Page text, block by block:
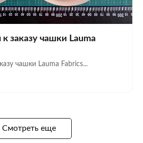
заказу чашки Lauma
чашки Lauma Fabrics...
Смотреть еще